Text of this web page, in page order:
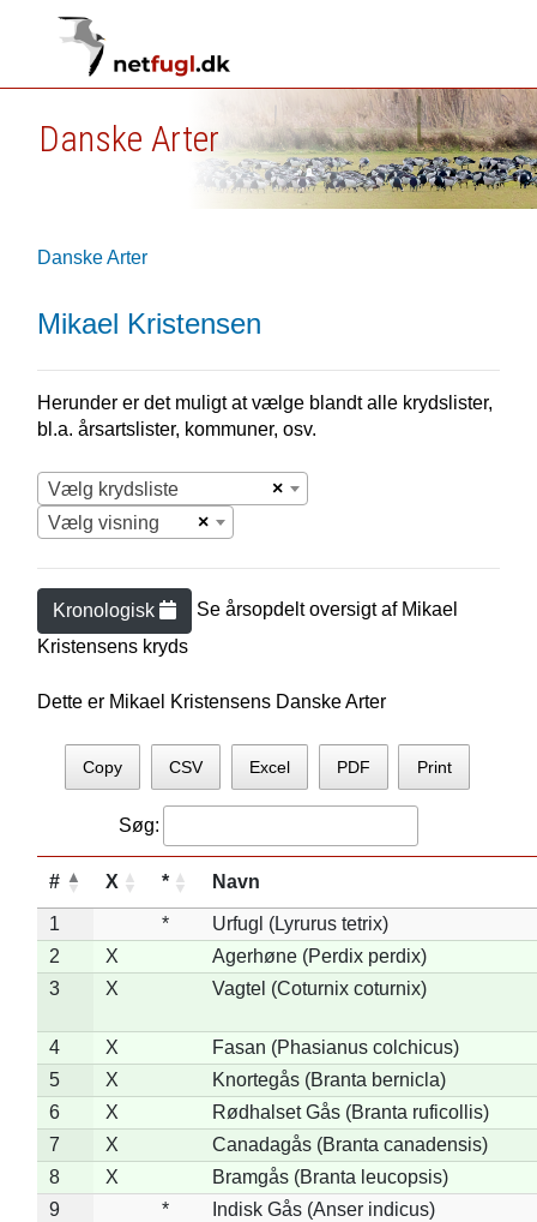
Danske Arter
Danske Arter
Mikael Kristensen
Herunder er det muligt at vælge blandt alle krydslister,
bl.a. årsartslister, kommuner, osv.
×
Vælg krydsliste
×
Vælg visning
Kronologisk Se årsopdelt oversigt af Mikael
Kristensens kryds
Dette er Mikael Kristensens Danske Arter
Copy CSV Excel PDF Print
Søg:
# X * Navn
1 *
Urfugl (Lyrurus tetrix)
2
X
Agerhøne (Perdix perdix)
3
X Vagtel (Coturnix coturnix)
4 X
Fasan (Phasianus colchicus)
5
X
Knortegås (Branta bernicla)
6
X
Rødhalset Gås (Branta ruficollis)
7
X
Canadagås (Branta canadensis)
8
X
Bramgås (Branta leucopsis)
9
*
Indisk Gås (Anser indicus)